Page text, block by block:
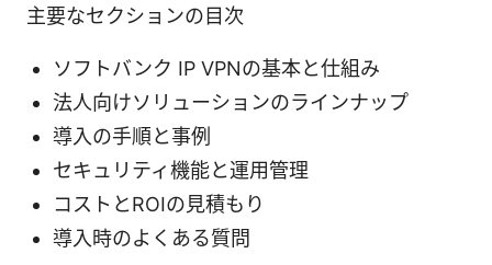
主要なセクションの目次
ソフトバンク IP VPNの基本と仕組み
法人向けソリューションのラインナップ
導入の手順と事例
セキュリティ機能と運用管理
コストとROIの見積もり
導入時のよくある質問